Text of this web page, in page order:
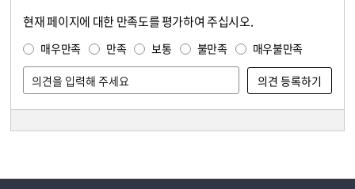
현재 페이지에 대한 만족도를 평가하여 주십시오.
매우만족 만족 보통 불만족 매우불만족